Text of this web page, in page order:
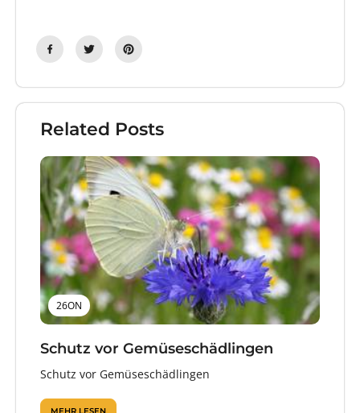
Related Posts
26ON
Schutz vor Gemüseschädlingen
Schutz vor Gemüseschädlingen